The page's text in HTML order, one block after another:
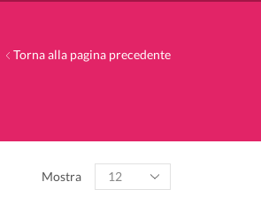
Torna alla pagina precedente
Mostra
Products
per